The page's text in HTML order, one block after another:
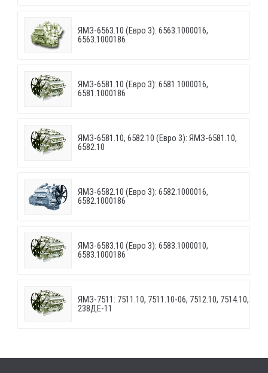
ЯМЗ-6563.10 (Евро 3): 6563.1000016,
6563.1000186
ЯМЗ-6581.10 (Евро 3): 6581.1000016,
6581.1000186
ЯМЗ-6581.10, 6582.10 (Евро 3): ЯМЗ-6581.10,
6582.10
ЯМЗ-6582.10 (Евро 3): 6582.1000016,
6582.1000186
ЯМЗ-6583.10 (Евро 3): 6583.1000010,
6583.1000186
ЯМЗ-7511: 7511.10, 7511.10-06, 7512.10, 7514.10,
238ДЕ-11